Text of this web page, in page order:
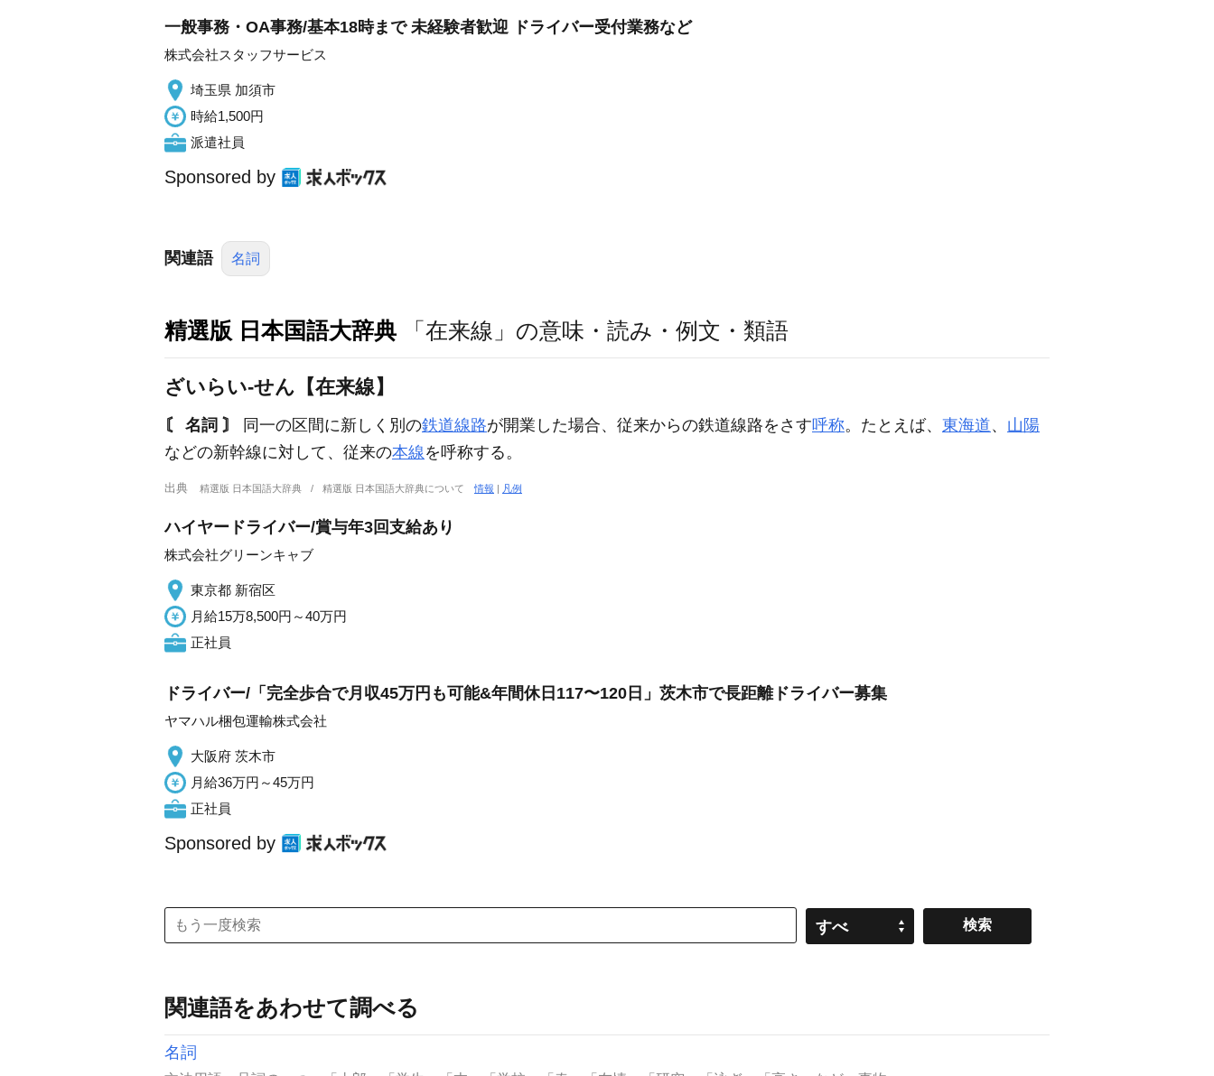
一般事務・OA事務/基本18時まで 未経験者歓迎 ドライバー受付業務など
株式会社スタッフサービス
埼玉県 加須市
時給1,500円
派遣社員
Sponsored by
関連語 名詞
精選版 日本国語大辞典 「在来線」の意味・読み・例文・類語
ざいらい‐せん【在来線】
〘 名詞 〙 同一の区間に新しく別の鉄道線路が開業した場合、従来からの鉄道線路をさす呼称。たとえば、 東海道、 山陽
などの新幹線に対して、従来の本線を呼称する。
出典 精選版 日本国語大辞典 精選版 日本国語大辞典について情報 | 凡例
ハイヤードライバー/賞与年3回支給あり
株式会社グリーンキャブ
東京都 新宿区
月給15万8,500円～40万円
正社員
ドライバー/「完全歩合で月収45万円も可能&年間休日117〜120日」茨木市で長距離ドライバー募集
ヤマハル梱包運輸株式会社
大阪府 茨木市
月給36万円～45万円
正社員
Sponsored by
すべ
関連語をあわせて調べる
名詞